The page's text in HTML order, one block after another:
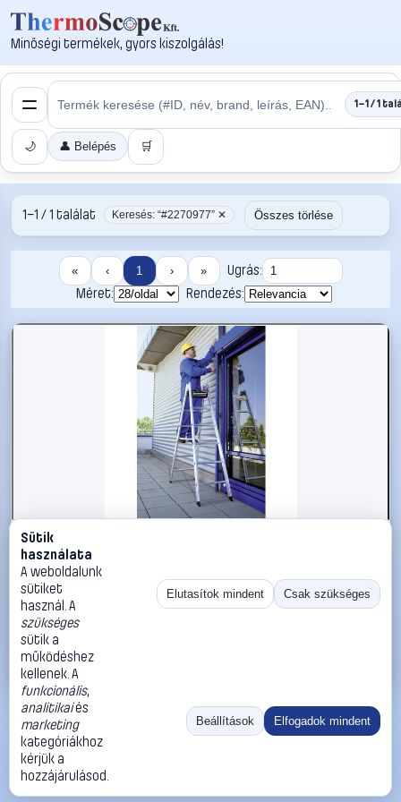
Minőségi termékek, gyors kiszolgálás!
1–1 / 1
🌙 👤 Belépés 🛒
1–1 / 1 találat Keresés: “#2270977” ✕ Összes törlése
« ‹ 1 › »
Ugrás:
Méret:
Rendezés:
#2270977
MUNK Günzburger Steigtechnik 33028 Alumínium Több
fokos álló létra Munkamagasság (max.): 5.3 m
MUNK Günzburger Steigtechnik Létrák
215 990 Ft
Kosárba
«
Ugrás:
Méret:
Rendezés:
©2026
ThermoScope
ÁSZF
Cégbemutató
Sütik
használata
A weboldalunk
sütiket
használ. A
szükséges
sütik a
működéshez
kellenek. A
funkcionális,
analitikaiés
marketing
kategóriákhoz
kérjük a
hozzájárulásod.
Elutasítok mindent Csak szükséges
Beállítások Elfogadok mindent